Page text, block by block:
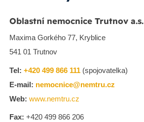
Oblastní nemocnice Trutnov a.s.
Maxima Gorkého 77, Kryblice
541 01 Trutnov
Tel: +420 499 866 111 (spojovatelka)
E-mail: nemocnice@nemtru.cz
Web: www.nemtru.cz
Fax: +420 499 866 206